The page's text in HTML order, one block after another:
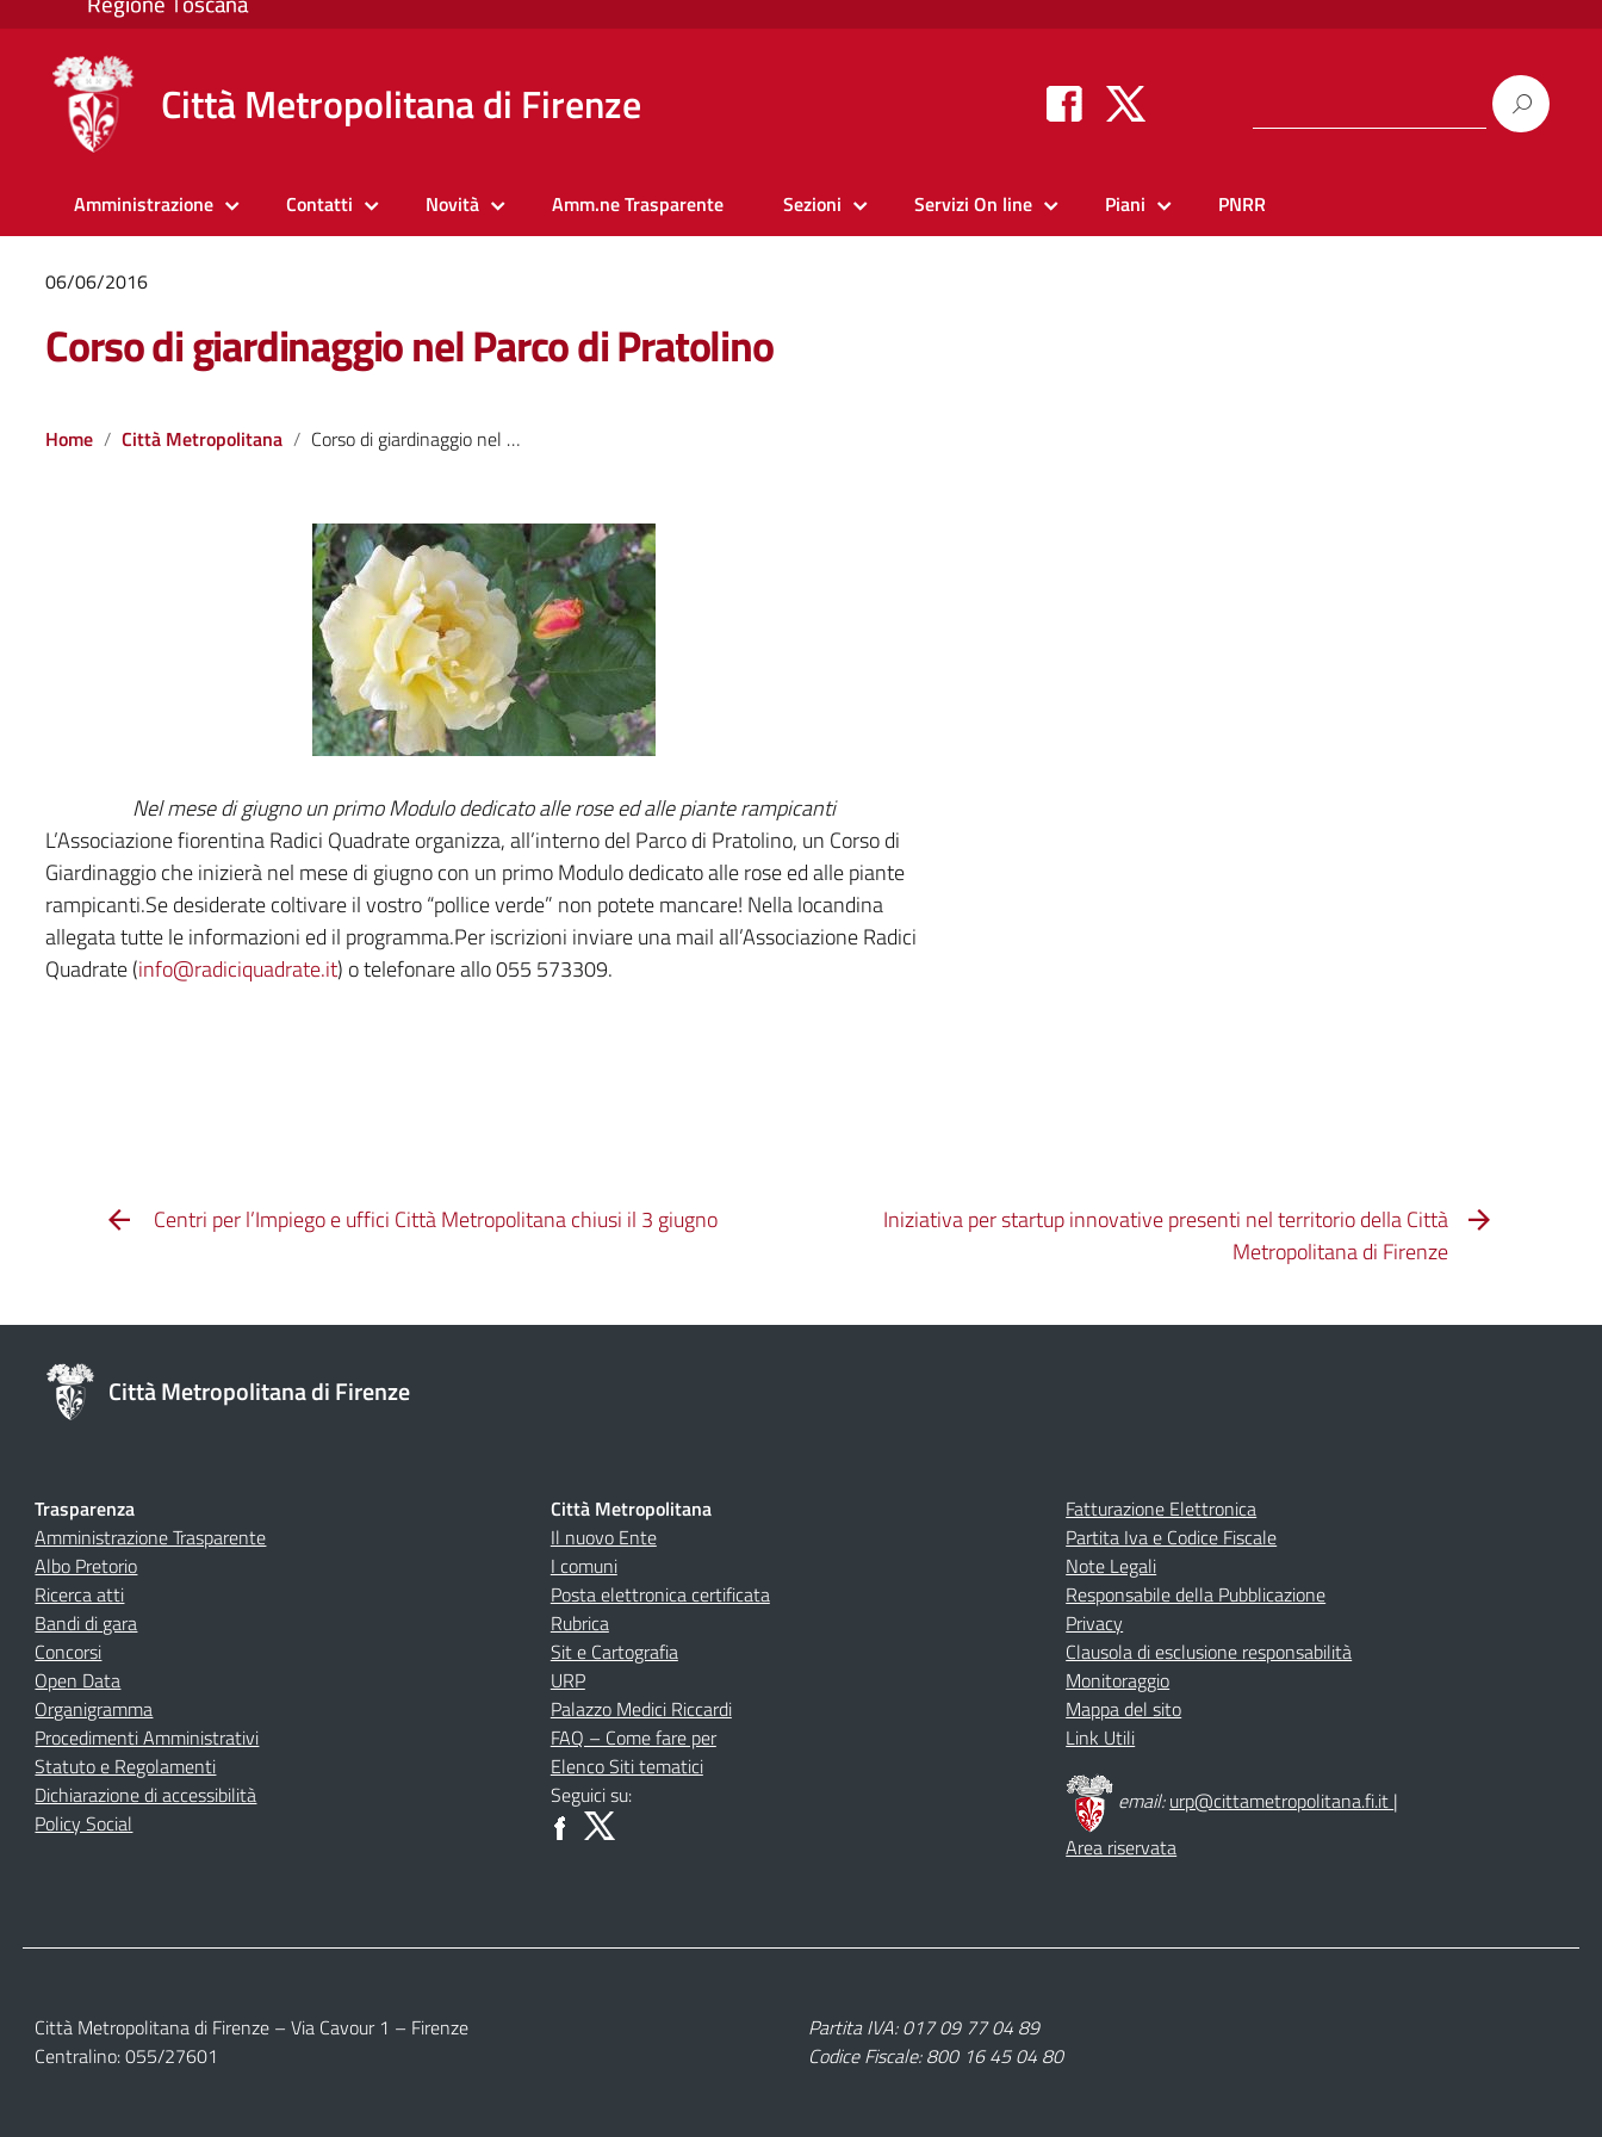
Città Metropolitana di Firenze
Amministrazione Contatti Novità Amm.ne Trasparente Sezioni Servizi On line Piani PNRR
06/06/2016
Corso di giardinaggio nel Parco di Pratolino
Home Città Metropolitana Corso di giardinaggio nel Parco di Pratolino
Nel mese di giugno un primo Modulo dedicato alle rose ed alle piante rampicanti
L’Associazione fiorentina Radici Quadrate organizza, all’interno del Parco di Pratolino, un Corso di
Giardinaggio che inizierà nel mese di giugno con un primo Modulo dedicato alle rose ed alle piante
rampicanti.Se desiderate coltivare il vostro “pollice verde” non potete mancare! Nella locandina
allegata tutte le informazioni ed il programma.Per iscrizioni inviare una mail all’Associazione Radici
Quadrate (info@radiciquadrate.it) o telefonare allo 055 573309.
Centri per l’Impiego e uffici Città Metropolitana chiusi il 3 giugno
Iniziativa per startup innovative presenti nel territorio della Città
Metropolitana di Firenze
Città Metropolitana di Firenze
Trasparenza
Amministrazione Trasparente
Albo Pretorio
Ricerca atti
Bandi di gara
Concorsi
Open Data
Organigramma
Procedimenti Amministrativi
Statuto e Regolamenti
Dichiarazione di accessibilità
Policy Social
Città Metropolitana
Il nuovo Ente
I comuni
Posta elettronica certificata
Rubrica
Sit e Cartografia
URP
Palazzo Medici Riccardi
FAQ – Come fare per
Elenco Siti tematici
Seguici su:
Fatturazione Elettronica
Partita Iva e Codice Fiscale
Note Legali
Responsabile della Pubblicazione
Privacy
Clausola di esclusione responsabilità
Monitoraggio
Mappa del sito
Link Utili
email:urp@cittametropolitana.fi.it |
Area riservata
Città Metropolitana di Firenze – Via Cavour 1 – Firenze
Centralino: 055/27601
Partita IVA: 017 09 77 04 89
Codice Fiscale: 800 16 45 04 80